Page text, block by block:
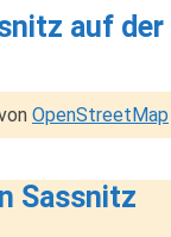
auf
OpenStreetMap
Sassnitz